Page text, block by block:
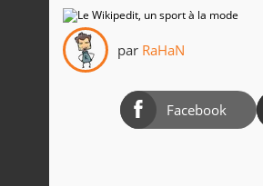
par RaHaN
Facebook